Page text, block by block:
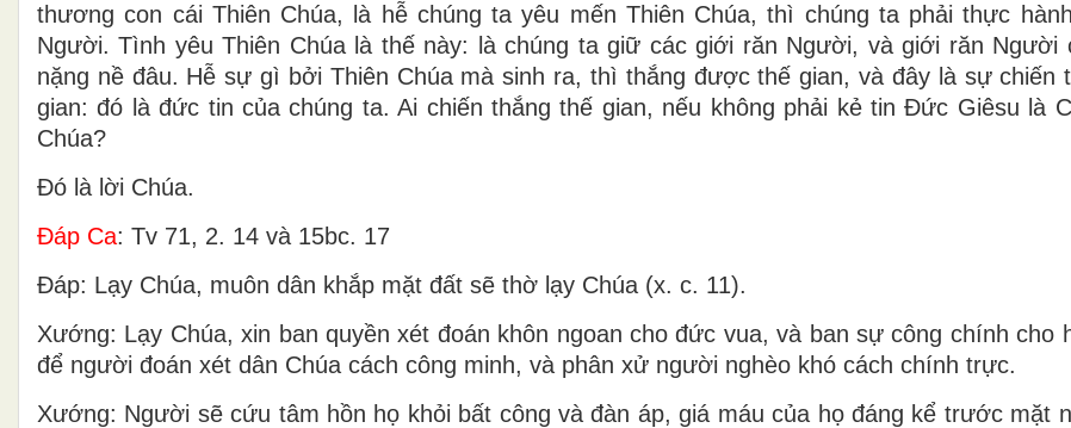
thương con cái Thiên Chúa, là hễ chúng ta yêu mến Thiên Chúa, thì chúng ta phải thực
Người. Tình yêu Thiên Chúa là thế này: là chúng ta giữ các giới răn Người, và giới răn Người
nặng nề đâu. Hễ sự gì bởi Thiên Chúa mà sinh ra, thì thắng được thế gian, và đây là sự chiến
gian: đó là đức tin của chúng ta. Ai chiến thắng thế gian, nếu không phải kẻ tin Ðức Giêsu là
Chúa?
Ðó là lời Chúa.
Ðáp Ca: Tv 71, 2. 14 và 15bc. 17
Ðáp: Lạy Chúa, muôn dân khắp mặt đất sẽ thờ lạy Chúa (x. c. 11).
Xướng: Lạy Chúa, xin ban quyền xét đoán khôn ngoan cho đức vua, và ban sự công chính cho
để người đoán xét dân Chúa cách công minh, và phân xử người nghèo khó cách chính trực.
Xướng: Người sẽ cứu tâm hồn họ khỏi bất công và đàn áp, giá máu của họ đáng kể trước mặt